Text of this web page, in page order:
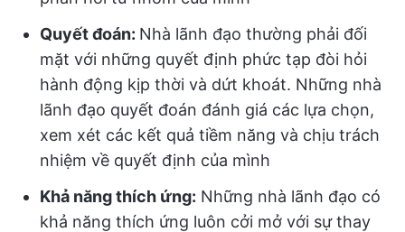
Quyết đoán: Nhà lãnh đạo thường phải đối
mặt với những quyết định phức tạp đòi hỏi
hành động kịp thời và dứt khoát. Những nhà
lãnh đạo quyết đoán đánh giá các lựa chọn,
xem xét các kết quả tiềm năng và chịu trách
nhiệm về quyết định của mình
Khả năng thích ứng: Những nhà lãnh đạo có
khả năng thích ứng luôn cởi mở với sự thay